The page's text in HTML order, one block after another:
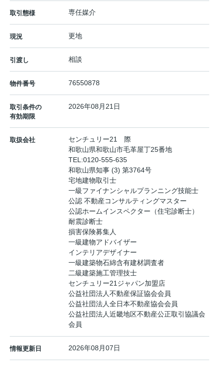
取引態様 専任媒介
現況 更地
引渡し 相談
物件番号 76550878
取引条件の
有効期限
2026年08月21日
取扱会社
センチュリー21 際
和歌山県和歌山市毛革屋丁25番地
TEL:0120-555-635
和歌山県知事 (3) 第3764号
宅地建物取引士
一級ファイナンシャルプランニング技能士
公認 不動産コンサルティングマスター
公認ホームインスペクター（住宅診断士）
耐震診断士
損害保険募集人
一級建物アドバイザー
インテリアデザイナー
一級建築物石綿含有建材調査者
二級建築施工管理技士
センチュリー21ジャパン加盟店
公益社団法人不動産保証協会会員
公益社団法人全日本不動産協会会員
公益社団法人近畿地区不動産公正取引協議会
会員
情報更新日 2026年08月07日